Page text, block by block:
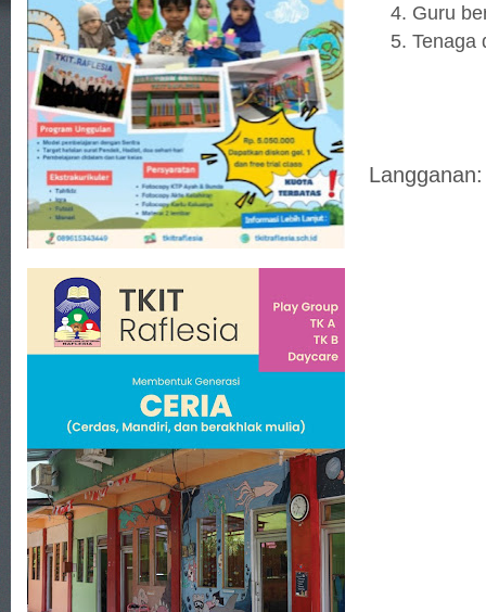
Guru
Tenaga